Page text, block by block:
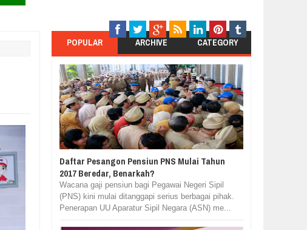
POPULAR ARCHIVE CATEGORY
Daftar Pesangon Pensiun PNS Mulai Tahun
2017 Beredar, Benarkah?
Wacana gaji pensiun bagi Pegawai Negeri Sipil
(PNS) kini mulai ditanggapi serius berbagai pihak.
Penerapan UU Aparatur Sipil Negara (ASN) me...